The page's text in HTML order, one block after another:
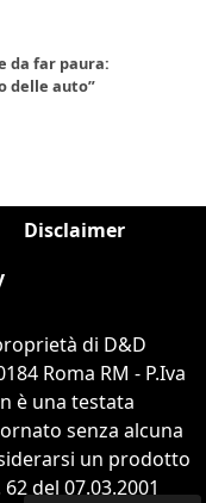
da far paura:
delle auto”
Disclaimer
di D&D
Roma RM - P.Iva
è una testata
senza alcuna
un prodotto
del 07.03.2001